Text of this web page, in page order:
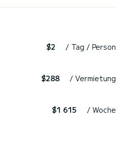
$2 / Tag / Person
$288 / Vermietung
$1 615 / Woche